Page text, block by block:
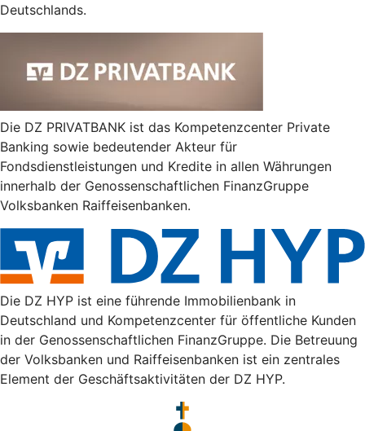
Deutschlands.
Die DZ PRIVATBANK ist das Kompetenzcenter Private
Banking sowie bedeutender Akteur für
Fondsdienstleistungen und Kredite in allen Währungen
innerhalb der Genossenschaftlichen FinanzGruppe
Volksbanken Raiffeisenbanken.
Die DZ HYP ist eine führende Immobilienbank in
Deutschland und Kompetenzcenter für öffentliche Kunden
in der Genossenschaftlichen FinanzGruppe. Die Betreuung
der Volksbanken und Raiffeisenbanken ist ein zentrales
Element der Geschäftsaktivitäten der DZ HYP.